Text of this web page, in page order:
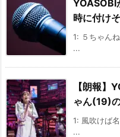
YOASOBI
時に付け
1: ５ちゃん
...
【朗報】
ゃん(19)
1: 風吹けば
...